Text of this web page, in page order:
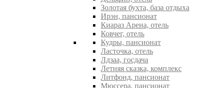
Золотая бухта, база отдыха
Ирэн, пансионат
Киараз Арена, отель
Ковчег, отель
Кудры, пансионат
Ласточка, отель
Лдзаа, госдача
Летняя сказка, комплекс
Литфонд, пансионат
Мюссера, пансионат